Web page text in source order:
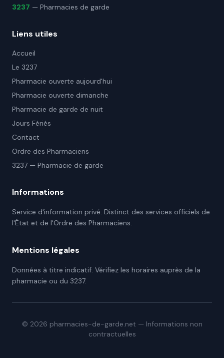
3237 — Pharmacies de garde
Liens utiles
Accueil
Le 3237
Pharmacie ouverte aujourd'hui
Pharmacie ouverte dimanche
Pharmacie de garde de nuit
Jours Fériés
Contact
Ordre des Pharmaciens
3237 — Pharmacie de garde
Informations
Service d'information privé. Distinct des services officiels de
l'État et de l'Ordre des Pharmaciens.
Mentions légales
Données à titre indicatif. Vérifiez les horaires auprès de la
pharmacie ou du 3237.
© 2026 pharmacies-de-garde.net — Informations non
contractuelles